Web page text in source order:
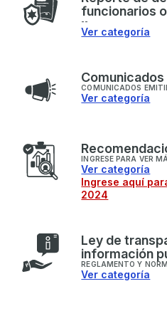
funcionarios
--
Ver categoría
Comunicados
COMUNICADOS
Ver categoría
R
INGRESE PARA VER
Ver categoría
Ingrese aquí
2024
Ley de
información
REGLAMENTO Y
Ver categoría